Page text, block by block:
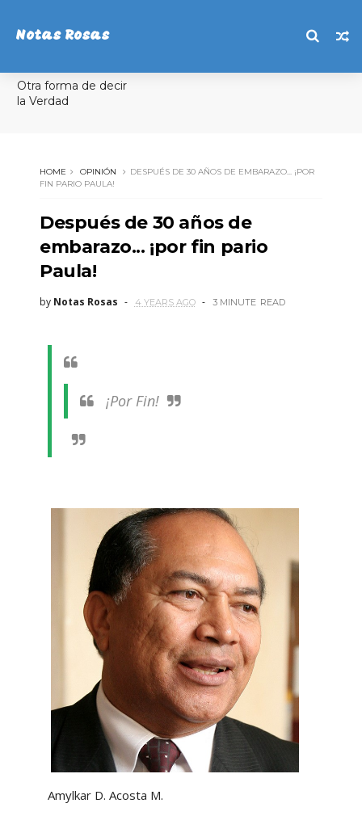
Notas Rosas
Otra forma de decir
la Verdad
HOME OPINIÓN
DESPUÉS DE 30 AÑOS DE EMBARAZO... ¡POR
FIN PARIO PAULA!
Después de 30 años de
embarazo... ¡por fin pario
Paula!
by Notas Rosas 4 YEARS AGO 3 MINUTE READ
¡Por Fin!
Amylkar D. Acosta M.